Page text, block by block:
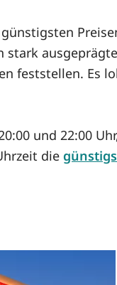
feststellen. Es
und 22:00
die